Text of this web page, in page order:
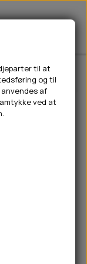
Vega skål
til at
og til
af
ved at